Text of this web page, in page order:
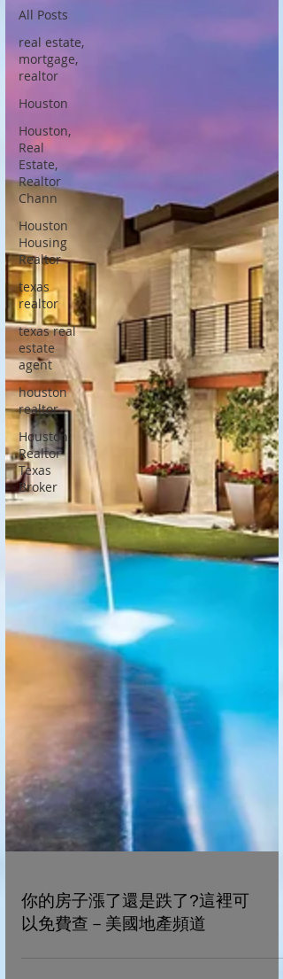
All Posts
real estate,
mortgage,
realtor
Houston
Houston,
Real
Estate,
Realtor
Chann
Houston
Housing
Realtor
texas
realtor
texas real
estate
agent
houston
realtor
Houston
Realtor
Texas
Broker
你的房子漲了還是跌了?這裡可